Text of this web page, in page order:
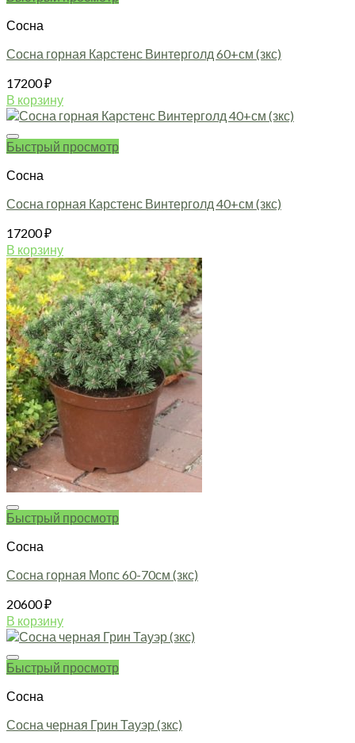
Сосна
Сосна горная Карстенс Винтерголд 60+см (зкс)
17200₽
В корзину
Быстрый просмотр
Сосна
Сосна горная Карстенс Винтерголд 40+см (зкс)
17200₽
В корзину
Быстрый просмотр
Сосна
Сосна горная Мопс 60-70см (зкс)
20600₽
В корзину
Быстрый просмотр
Сосна
Сосна черная Грин Тауэр (зкс)